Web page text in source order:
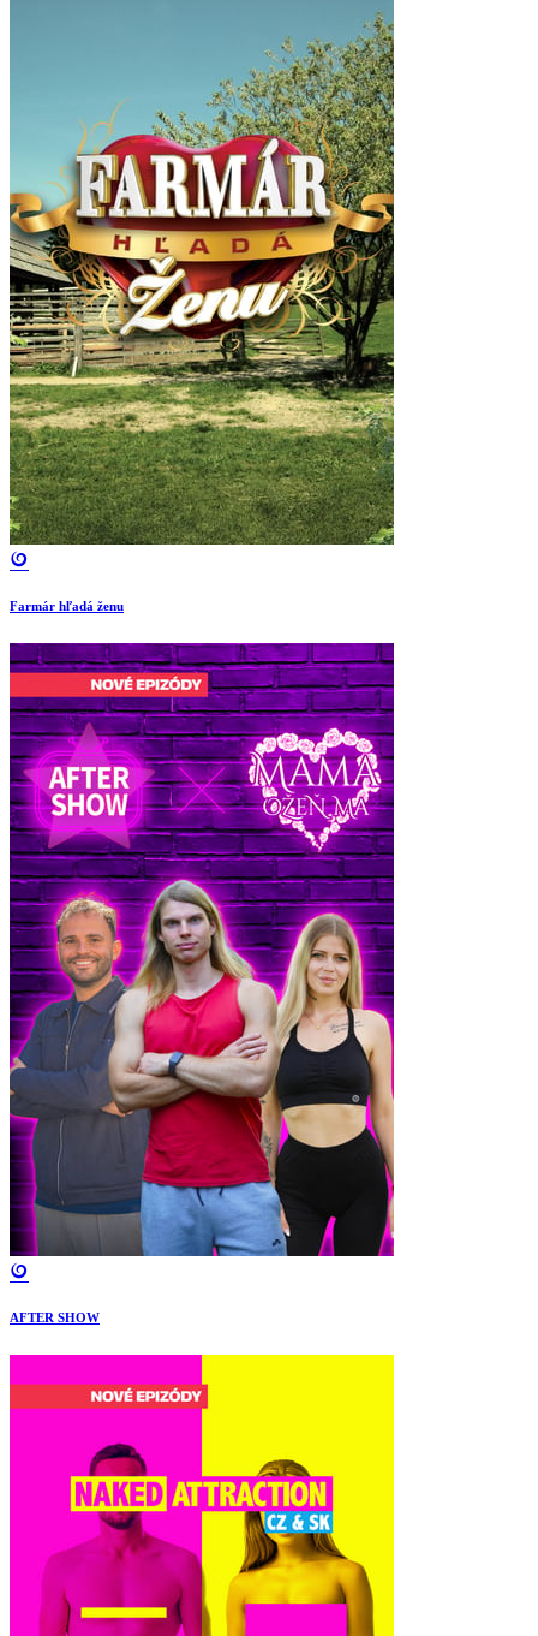
Farmár hľadá ženu
AFTER SHOW